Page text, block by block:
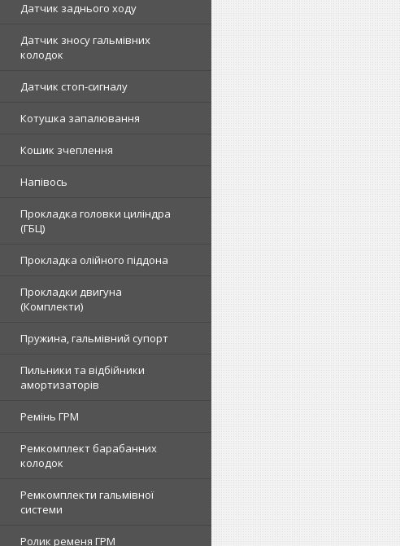
Датчик заднього ходу
Датчик зносу гальмівних
колодок
Датчик стоп-сигналу
Котушка запалювання
Кошик зчеплення
Напівось
Прокладка головки циліндра
(ГБЦ)
Прокладка олійного піддона
Прокладки двигуна
(Комплекти)
Пружина, гальмівний супорт
Пильники та відбійники
амортизаторів
Ремінь ГРМ
Ремкомплект барабанних
колодок
Ремкомплекти гальмівної
системи
Ролик ременя ГРМ